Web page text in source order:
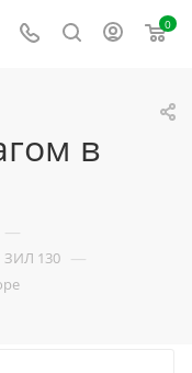
0
в
—
ЗИЛ 130 —